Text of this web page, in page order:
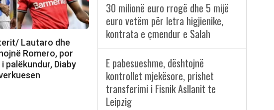
Lautaro dhe
Romero, por
palëkundur, Diaby
30 milionë euro rrogë dhe 5 mijë
euro vetëm për letra higjienike,
kontrata e çmendur e Salah
E pabesueshme, dështojnë
kontrollet mjekësore, prishet
transferimi i Fisnik Asllanit te
Leipzig